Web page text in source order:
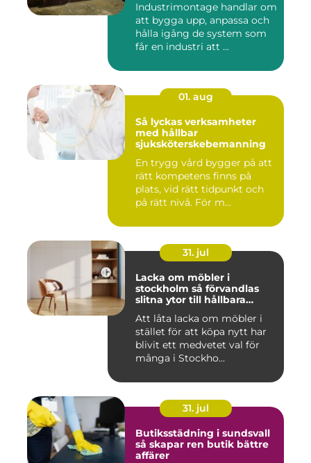
Industrimontage handlar om
att bygga upp, anpassa och
hålla igång de system som
får en industri att ...
01. aug
Så lyckas verksamheter
med hållbar
sjuksköterskebemanning
En trygg vård bygger på att
rätt kompetens finns på
plats, vid rätt tidpunkt och
på rätt nivå. För m...
31. jul
Lacka om möbler i
stockholm så förvandlas
slitna ytor till hållbara
Att låta lacka om möbler i
stället för att köpa nytt har
blivit ett medvetet val för
många i Stockho...
31. jul
Butiksstädning i sundsvall
så skapar ren butik bättre
affärer